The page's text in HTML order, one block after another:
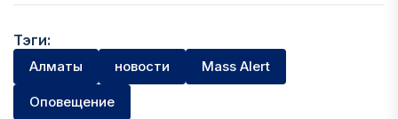
Тэги:
Алматы новости Mass Alert
Оповещение